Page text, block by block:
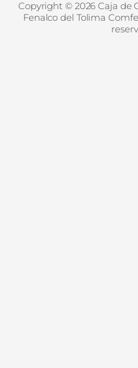
Copyright © 2026 Caja de
Fenalco del Tolima